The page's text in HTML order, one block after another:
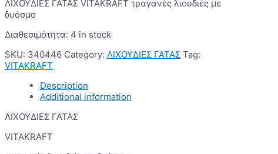
ΛΙΧΟΥΔΙΕΣ ΓΑΤΑΣ VITAKRAFT τραγανές λιουδιές με
δυόσμο
Διαθεσιμότητα: 4 in stock
SKU: 340446 Category: ΛΙΧΟΥΔΙΕΣ ΓΑΤΑΣ Tag:
VITAKRAFT
Description
Additional information
ΛΙΧΟΥΔΙΕΣ ΓΑΤΑΣ
VITAKRAFT